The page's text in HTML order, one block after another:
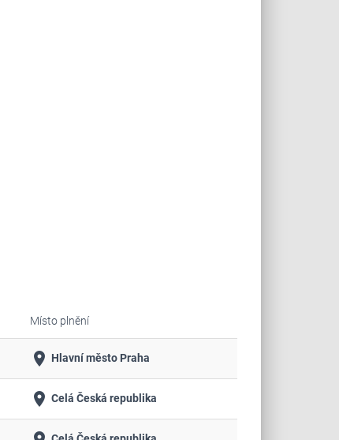
Místo plnění
place Hlavní město Praha
place Celá Česká republika